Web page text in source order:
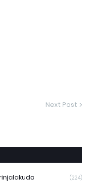
Next Post
(224)